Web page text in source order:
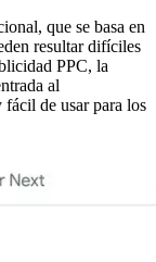
que se basa en
resultar difíciles
PPC, la
al
de usar para los